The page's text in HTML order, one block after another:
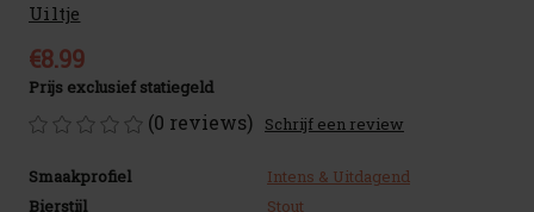
Uiltje
€8.99
Prijs exclusief statiegeld
(0 reviews) Schrijf een review
Smaakprofiel
Intens & Uitdagend
Bierstijl
Stout